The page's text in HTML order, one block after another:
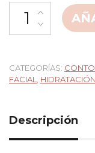
CATEGORÍAS:
FACIAL
Descripción